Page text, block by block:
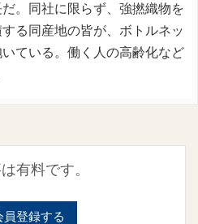
。同社に限らず、強撚織物を
る同産地の皆が、ボトルネッ
ている。働く人の高齢化など
有料です。
員登録する